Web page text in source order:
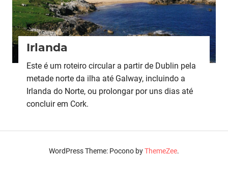
Irlanda
Este é um roteiro circular a partir de Dublin pela
metade norte da ilha até Galway, incluindo a
Irlanda do Norte, ou prolongar por uns dias até
concluir em Cork.
WordPress Theme: Pocono byThemeZee.